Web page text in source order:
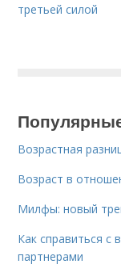
третьей силой
Возрастная
Возраст в
Милфы: новый
Как справиться с
партнерами